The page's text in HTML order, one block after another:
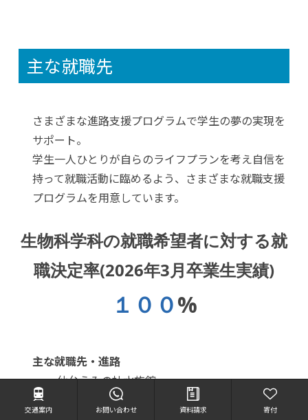
主な就職先
さまざまな進路支援プログラムで学生の夢の実現を
サポート。
学生一人ひとりが自らのライフプランを考え自信を
持って就職活動に臨めるよう、さまざまな就職支援
プログラムを用意しています。
生物科学科の就職希望者に対する就
職決定率(2026年3月卒業生実績)
１００%
主な就職先・進路
・仙台うみの杜水族館
・鶴岡市立加茂水族館
交通案内 お問い合わせ 資料請求 寄付